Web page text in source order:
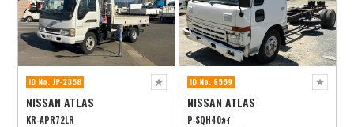
ID No. JP-2358
NISSAN ATLAS
KR-APR72LR
ID No. 6559
NISSAN ATLAS
P-SQH40ｶｲ